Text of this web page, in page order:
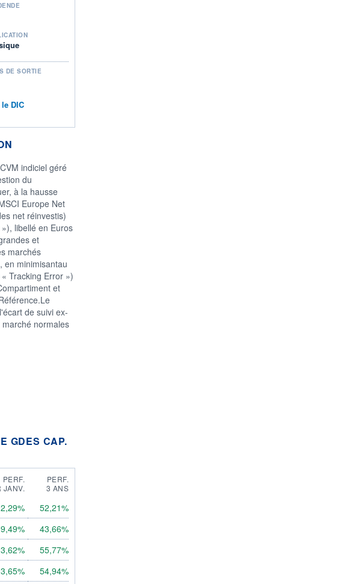
DE SORTIE
DIC
indiciel géré
du
à la hausse
Europe Net
net réinvestis)
libellé en Euros
et
marchés
en minimisantau
Tracking Error »)
et
de suivi ex-
normales
GDES CAP.
PERF.
JANV.
PERF.
3 ANS
52,21%
43,66%
55,77%
54,94%